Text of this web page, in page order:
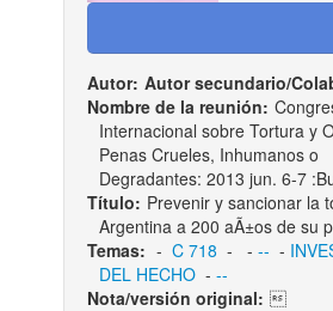
Autor: Autor secundario/
Nombre de la reunión:
Internacional sobre Tortura y
Penas Crueles, Inhumanos o
Degradantes: 2013 jun. 6-7
Título: Prevenir y sancionar la
Argentina a 200 aÃ±os de su
Temas: - C 718 - - -- -
DEL HECHO- --
Nota/versión original: